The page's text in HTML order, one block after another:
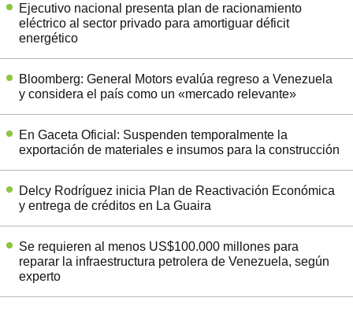
Ejecutivo nacional presenta plan de racionamiento
eléctrico al sector privado para amortiguar déficit
energético
Bloomberg: General Motors evalúa regreso a Venezuela
y considera el país como un «mercado relevante»
En Gaceta Oficial: Suspenden temporalmente la
exportación de materiales e insumos para la construcción
Delcy Rodríguez inicia Plan de Reactivación Económica
y entrega de créditos en La Guaira
Se requieren al menos US$100.000 millones para
reparar la infraestructura petrolera de Venezuela, según
experto